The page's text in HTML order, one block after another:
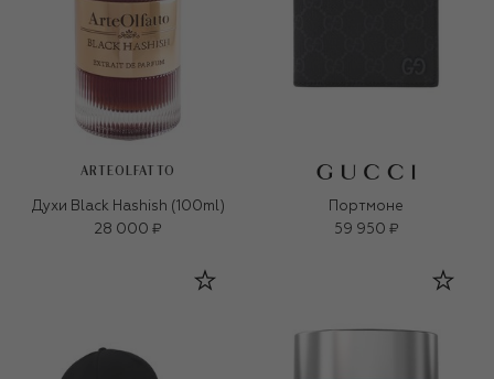
ARTEOLFATTO
Духи Black Hashish (100ml)
28 000 ₽
Портмоне
59 950 ₽